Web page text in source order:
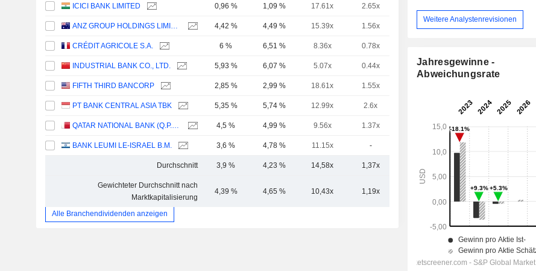
ICICI BANK LIMITED 0,96 % 1,09 % 17.61x 2.65x
ANZ GROUP HOLDINGS LIMITED 4,42 % 4,49 % 15.39x 1.56x
CRÉDIT AGRICOLE S.A. 6 % 6,51 % 8.36x 0.78x
INDUSTRIAL BANK CO., LTD. 5,93 % 6,07 % 5.07x 0.44x -
FIFTH THIRD BANCORP 2,85 % 2,99 % 18.61x 1.55x
PT BANK CENTRAL ASIA TBK 5,35 % 5,74 % 12.99x 2.6x
QATAR NATIONAL BANK (Q.P.S.C.) 4,5 % 4,99 % 9.56x 1.37x
BANK LEUMI LE-ISRAEL B.M. 3,6 % 4,78 % 11.15x -
Durchschnitt 3,9 % 4,23 % 14,58x 1,37x
Gewichteter Durchschnitt nach
Marktkapitalisierung
4,39 % 4,65 % 10,43x 1,19x
Alle Branchendividenden anzeigen
Weitere Analystenrevisionen
Jahresgewinne -
Abweichungsrate